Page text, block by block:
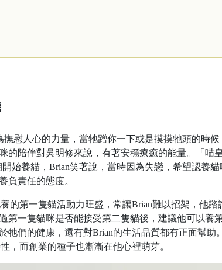
慰人心的力量，當牠蹭你一下或是摸摸牠頭的時候
的陪伴對吳明修來說，有著安穩療癒的能量。「喵
始養貓，Brian笑著說，當時因為失戀，希望認養貓
負責任的態度。
的第一隻貓活動力旺盛，常讓Brian難以招架，他諮
第一隻貓咪是否能接受第二隻貓後，建議他可以養
牠們的健康，還有對Brian的生活品質都有正面幫助
，而創業的種子也漸漸在他心裡萌芽。